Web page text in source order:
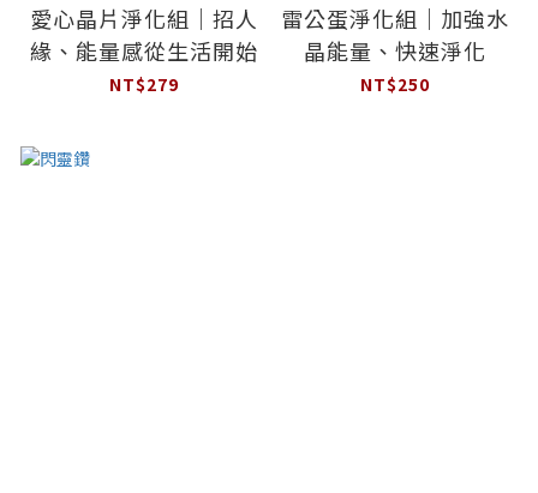
愛心晶片淨化組｜招人
緣、能量感從生活開始
NT$279
雷公蛋淨化組｜加強水
晶能量、快速淨化
NT$250